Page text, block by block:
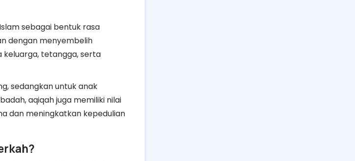
sebagai bentuk rasa
dengan menyembelih
keluarga, tetangga, serta
sedangkan untuk anak
aqiqah juga memiliki nilai
dan meningkatkan kepedulian